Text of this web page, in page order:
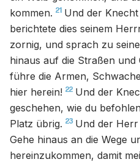
kommen. 21 Und der
berichtete dies seinem
zornig, und sprach zu
hinaus auf die Straßen und
führe die Armen,
hier herein! 22 Und der
geschehen, wie du
Platz übrig. 23 Und der
Gehe hinaus an die Wege
hereinzukommen, damit